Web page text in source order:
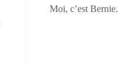
Moi, c’est Bernie.